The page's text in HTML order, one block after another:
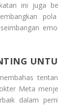
ini juga
Meta
dalam